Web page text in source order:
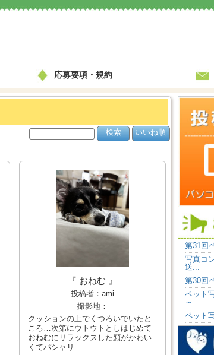
応募要項・規約
『 おねむ 』
投稿者：ami
撮影地：
クッションの上でくつろいでいたと
ころ…次第にウトウトとしはじめて
おねむにリラックスした顔がかわい
くてパシャリ